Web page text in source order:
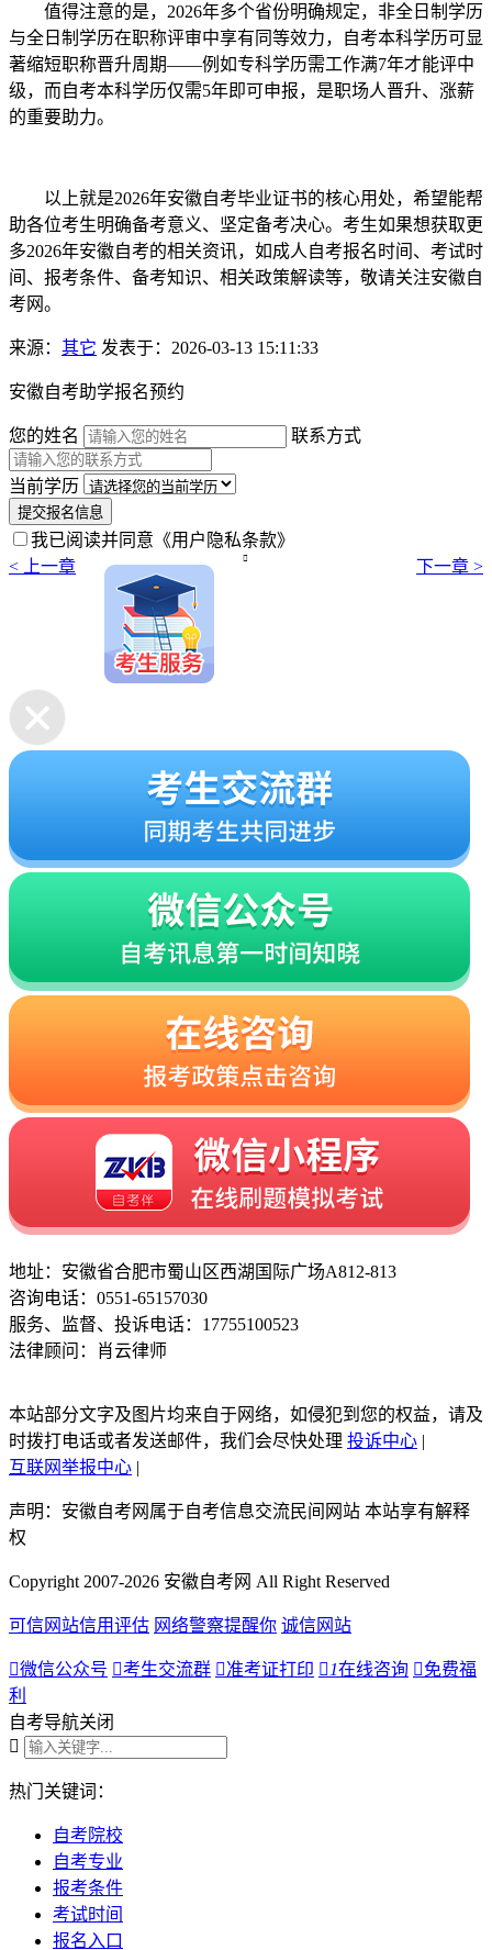
值得注意的是，2026年多个省份明确规定，非全日制学历
与全日制学历在职称评审中享有同等效力，自考本科学历可显
著缩短职称晋升周期——例如专科学历需工作满7年才能评中
级，而自考本科学历仅需5年即可申报，是职场人晋升、涨薪
的重要助力。
以上就是2026年安徽自考毕业证书的核心用处，希望能帮
助各位考生明确备考意义、坚定备考决心。考生如果想获取更
多2026年安徽自考的相关资讯，如成人自考报名时间、考试时
间、报考条件、备考知识、相关政策解读等，敬请关注安徽自
考网。
来源： 其它 发表于：2026-03-13 15:11:33
安徽自考助学报名预约
您的姓名 联系方式
当前学历
提交报名信息
我已阅读并同意 《用户隐私条款》
< 上一章
 下一章 >
地址：安徽省合肥市蜀山区西湖国际广场A812-813
咨询电话：0551-65157030
服务、监督、投诉电话：17755100523
法律顾问：肖云律师
本站部分文字及图片均来自于网络，如侵犯到您的权益，请及
时拨打电话或者发送邮件，我们会尽快处理 投诉中心 |
互联网举报中心 |
声明：安徽自考网属于自考信息交流民间网站 本站享有解释
权
Copyright 2007-2026 安徽自考网 All Right Reserved
可信网站信用评估 网络警察提醒你 诚信网站
微信公众号 考生交流群 准考证打印  1在线咨询 免费福
利
自考导航关闭

热门关键词：
自考院校
自考专业
报考条件
考试时间
报名入口